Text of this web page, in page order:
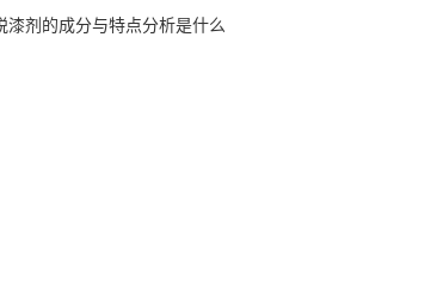
漆剂的成分与特点分析是什么